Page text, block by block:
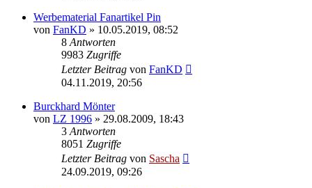
Werbematerial Fanartikel Pin
von FanKD » 10.05.2019, 08:52
8 Antworten
9983 Zugriffe
Letzter Beitrag von FanKD
04.11.2019, 20:56
Burckhard Mönter
von LZ 1996 » 29.08.2009, 18:43
3 Antworten
8051 Zugriffe
Letzter Beitrag von Sascha
24.09.2019, 09:26